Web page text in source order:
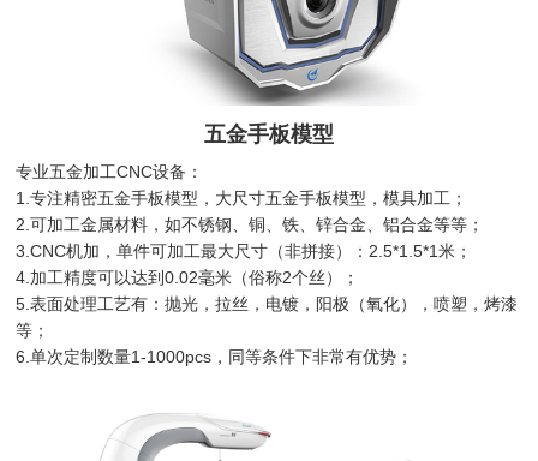
五金手板模型
专业五金加工CNC设备：
1.专注精密五金手板模型，大尺寸五金手板模型，模具加工；
2.可加工金属材料，如不锈钢、铜、铁、锌合金、铝合金等等；
3.CNC机加，单件可加工最大尺寸（非拼接）：2.5*1.5*1米；
4.加工精度可以达到0.02毫米（俗称2个丝）；
5.表面处理工艺有：抛光，拉丝，电镀，阳极（氧化），喷塑，烤漆
等；
6.单次定制数量1-1000pcs，同等条件下非常有优势；